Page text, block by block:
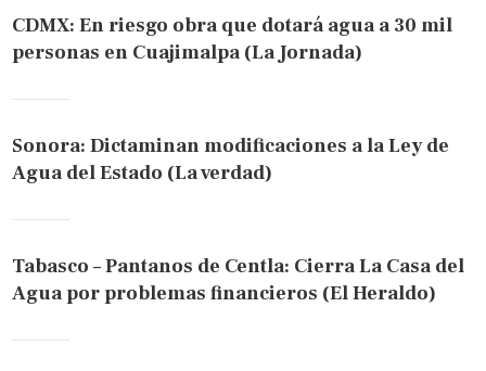
CDMX: En riesgo obra que dotará agua a 30 mil
personas en Cuajimalpa (La Jornada)
Sonora: Dictaminan modificaciones a la Ley de
Agua del Estado (La verdad)
Tabasco – Pantanos de Centla: Cierra La Casa del
Agua por problemas financieros (El Heraldo)